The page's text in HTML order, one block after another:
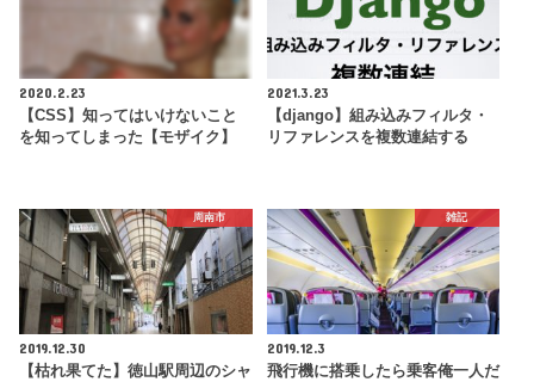
2020.2.23
【CSS】知ってはいけないこと
を知ってしまった【モザイク】
2021.3.23
【django】組み込みフィルタ・
リファレンスを複数連結する
周南市
2019.12.30
【枯れ果てた】徳山駅周辺のシャ
雑記
2019.12.3
飛行機に搭乗したら乗客俺一人だ